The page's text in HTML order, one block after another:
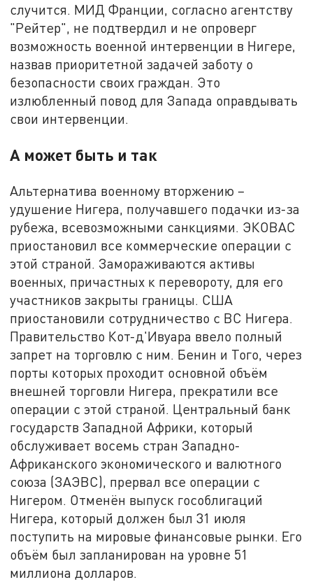
случится. МИД Франции, согласно агентству
"Рейтер", не подтвердил и не опроверг
возможность военной интервенции в Нигере,
назвав приоритетной задачей заботу о
безопасности своих граждан. Это
излюбленный повод для Запада оправдывать
свои интервенции.
А может быть и так
Альтернатива военному вторжению –
удушение Нигера, получавшего подачки из-за
рубежа, всевозможными санкциями. ЭКОВАС
приостановил все коммерческие операции с
этой страной. Замораживаются активы
военных, причастных к перевороту, для его
участников закрыты границы. США
приостановили сотрудничество с ВС Нигера.
Правительство Кот-д'Ивуара ввело полный
запрет на торговлю с ним. Бенин и Того, через
порты которых проходит основной объём
внешней торговли Нигера, прекратили все
операции с этой страной. Центральный банк
государств Западной Африки, который
обслуживает восемь стран Западно-
Африканского экономического и валютного
союза (ЗАЭВС), прервал все операции с
Нигером. Отменён выпуск гособлигаций
Нигера, который должен был 31 июля
поступить на мировые финансовые рынки. Его
объём был запланирован на уровне 51
миллиона долларов.